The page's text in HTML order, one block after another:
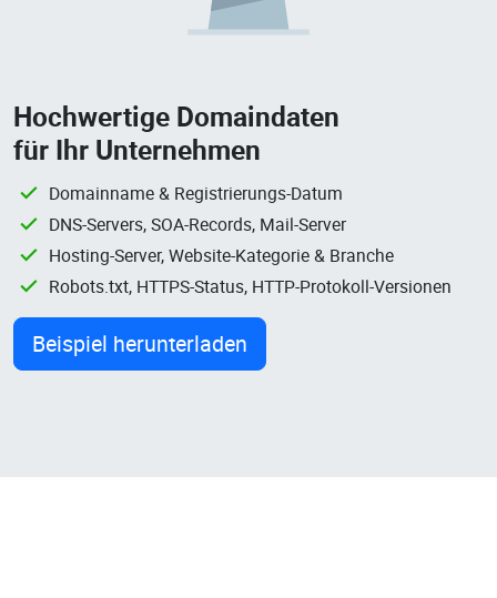
Hochwertige Domaindaten
für Ihr Unternehmen
Domainname & Registrierungs-Datum
DNS-Servers, SOA-Records, Mail-Server
Hosting-Server, Website-Kategorie & Branche
Robots.txt, HTTPS-Status, HTTP-Protokoll-Versionen
Beispiel herunterladen